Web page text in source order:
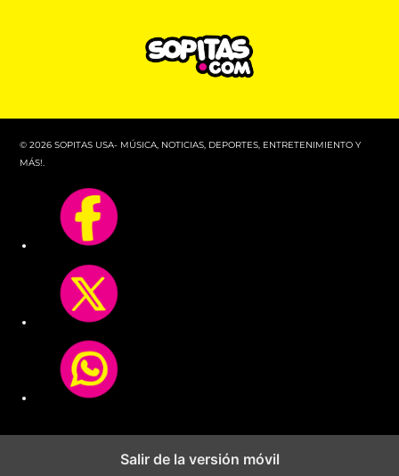
© 2026 SOPITAS USA- MÚSICA, NOTICIAS, DEPORTES, ENTRETENIMIENTO Y
MÁS!.
Salir de la versión móvil